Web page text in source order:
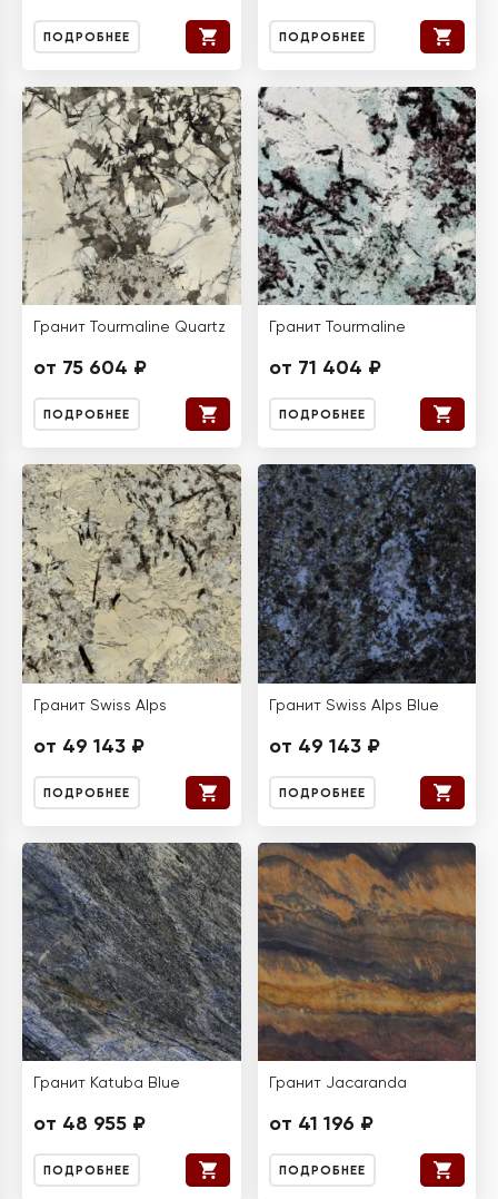
ПОДРОБНЕЕ ПОДРОБНЕЕ
Гранит Tourmaline Quartz
от 75 604 ₽
ПОДРОБНЕЕ
Гранит Tourmaline
от 71 404 ₽
ПОДРОБНЕЕ
Гранит Swiss Alps
от 49 143 ₽
ПОДРОБНЕЕ
Гранит Swiss Alps Blue
от 49 143 ₽
ПОДРОБНЕЕ
Гранит Katuba Blue
от 48 955 ₽
ПОДРОБНЕЕ
Гранит Jacaranda
от 41 196 ₽
ПОДРОБНЕЕ